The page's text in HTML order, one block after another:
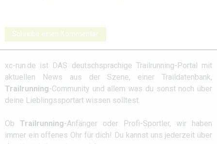
Schreibe einen Kommentar
xc-run.de ist DAS deutschsprachige Trailrunning-Portal mit
aktuellen News aus der Szene, einer Traildatenbank,
Trailrunning-Community und allem was du sonst noch über
deine Lieblingssportart wissen solltest.
Ob Trailrunning-Anfänger oder Profi-Sportler, wir haben
immer ein offenes Ohr für dich! Du kannst uns jederzeit über